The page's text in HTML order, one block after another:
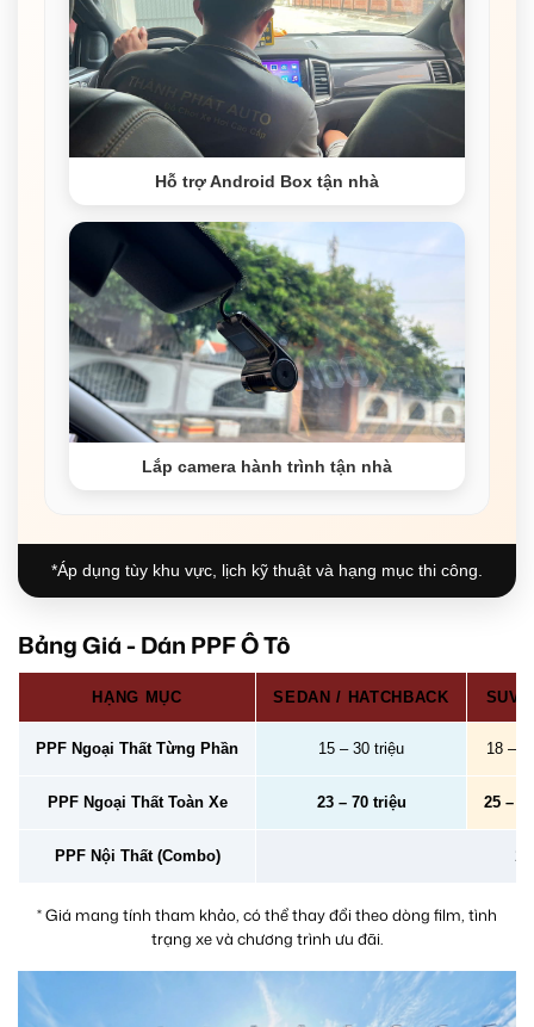
Hỗ trợ Android Box tận nhà
Lắp camera hành trình tận nhà
*Áp dụng tùy khu vực, lịch kỹ thuật và hạng mục thi công.
Bảng Giá - Dán PPF Ô Tô
HẠNG MỤC SEDAN / HATCHBACK SUV
PPF Ngoại Thất Từng Phần 15 – 30 triệu 18 –
PPF Ngoại Thất Toàn Xe 23 – 70 triệu 25 –
PPF Nội Thất (Combo)
* Giá mang tính tham khảo, có thể thay đổi theo dòng film, tình
trạng xe và chương trình ưu đãi.